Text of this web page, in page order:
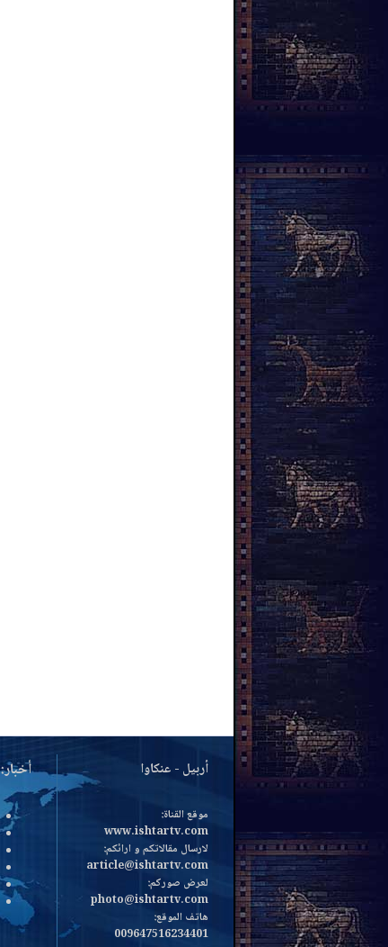
أربيل - عنكاوا
موقع القناة:
www.ishtartv.com
لارسال مقالاتكم و ارائكم:
article@ishtartv.com
لعرض صوركم:
photo@ishtartv.com
هاتف الموقع:
009647516234401
أخبار: